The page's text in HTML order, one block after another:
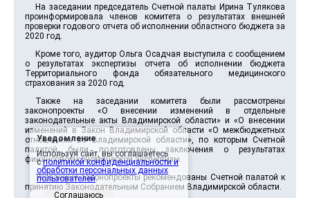
На заседании председатель Счетной палаты Ирина Тулякова
проинформировала членов комитета о результатах внешней
проверки годового отчета об исполнении областного бюджета за
2020 год.
Кроме того, аудитор Ольга Осадчая выступила с сообщением
о результатах экспертизы отчета об исполнении бюджета
Территориального фонда обязательного медицинского
страхования за 2020 год.
Также на заседании комитета были рассмотрены
законопроекты «О внесении изменений в отдельные
законодательные акты Владимирской области» и «О внесении
изменений в Закон Владимирской области «О межбюджетных
отношениях во Владимирской области», по которым Счетной
палатой были подготовлены заключения о результатах
финансово-экономической экспертизы.
Указанные законопроекты рекомендованы Счетной палатой к
принятию Законодательным Собранием Владимирской области.
Уведомление
Используя сайт, вы соглашаетесь
сполитикой конфиденциальности и
обработки персональных данных
пользователей.
Соглашаюсь